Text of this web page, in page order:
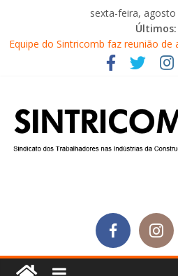
sexta-feira, agosto
Últimos:
Diretores do SINTRICOMB são
Central Sindical de SC
Equipe do Sintricomb faz reunião
Equipe do SINTRICOMB realiza
Obra
Conselho Fiscal do SINTRICOMB